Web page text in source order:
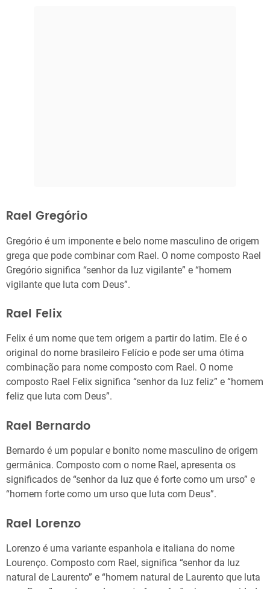
Rael Gregório
Gregório é um imponente e belo nome masculino de origem
grega que pode combinar com Rael. O nome composto Rael
Gregório significa “senhor da luz vigilante” e “homem
vigilante que luta com Deus”.
Rael Felix
Felix é um nome que tem origem a partir do latim. Ele é o
original do nome brasileiro Felício e pode ser uma ótima
combinação para nome composto com Rael. O nome
composto Rael Felix significa “senhor da luz feliz” e “homem
feliz que luta com Deus”.
Rael Bernardo
Bernardo é um popular e bonito nome masculino de origem
germânica. Composto com o nome Rael, apresenta os
significados de “senhor da luz que é forte como um urso” e
“homem forte como um urso que luta com Deus”.
Rael Lorenzo
Lorenzo é uma variante espanhola e italiana do nome
Lourenço. Composto com Rael, significa “senhor da luz
natural de Laurento” e “homem natural de Laurento que luta